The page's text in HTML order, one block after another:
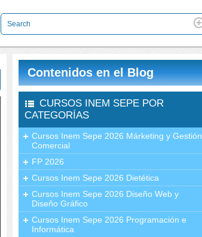
Contenidos en el Blog
CURSOS INEM SEPE POR
CATEGORÍAS
Cursos Inem Sepe 2026 Márketing y Gestión
Comercial
FP 2026
Cursos Inem Sepe 2026 Dietética
Cursos Inem Sepe 2026 Diseño Web y
Diseño Gráfico
Cursos Inem Sepe 2026 Programación e
Informática